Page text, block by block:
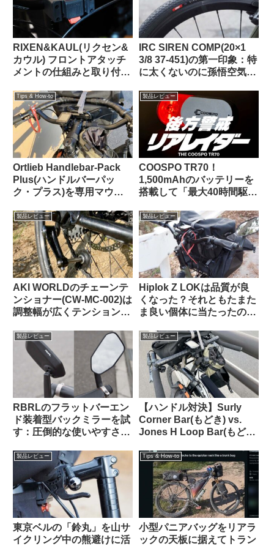
RIXEN&KAUL(リクセン&
カウル) フロントアタッチ
メントの仕組みと取り付け
IRC SIREN COMP(20×1
3/8 37-451)の第一印象：特
に太くないのに孫悟空気分
（ガチ競技用の高級タイ
ヤ）【Tern Crest カスタマ
イズ】
Tips & How-to
Ortlieb Handlebar-Pack
Plus(ハンドルバーパッ
ク・プラス)を専用マウン
クに置いてみた
製品レビュー
COOSPO TR70！
1,500mAhのバッテリーを
搭載して「最大40時間駆
ダーが爆誕！！【クーポン
あります】
製品レビュー
AKI WORLDのチェーンテ
ンショナー(CW-MC-002)は
調整幅が広くテンションも
製品レビュー
Hiplok Z LOKは品質が良
くなった？それともたまた
ま良い個体に当たったの
製品レビュー
RBRLのフラットバーエン
ド装着型バックミラーを試
す：圧倒的な使いやすさと
い】
製品レビュー
【ハンドル対決】Surly
Corner Bar(もどき) vs.
Jones H Loop Bar(もど
は…
製品レビュー
東京ベルの「鈴丸」を山サ
イクリング中の熊避けに活
Tips & How-to
小型パニアバッグをリアラ
ックの天板に据えてトラン